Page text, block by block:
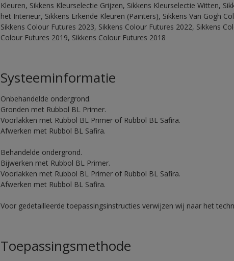
Kleuren, Sikkens Kleurselectie Grijzen, Sikkens Kleurselectie Witten,
het Interieur, Sikkens Erkende Kleuren (Painters), Sikkens Van Gogh
Sikkens Colour Futures 2023, Sikkens Colour Futures 2022, Sikkens
Colour Futures 2019, Sikkens Colour Futures 2018
Systeeminformatie
Onbehandelde ondergrond.
Gronden met Rubbol BL Primer.
Voorlakken met Rubbol BL Primer of Rubbol BL Safira.
Afwerken met Rubbol BL Safira.
Behandelde ondergrond.
Bijwerken met Rubbol BL Primer.
Voorlakken met Rubbol BL Primer of Rubbol BL Safira.
Afwerken met Rubbol BL Safira.
Voor gedetailleerde toepassingsinstructies verwijzen wij naar het
Toepassingsmethode